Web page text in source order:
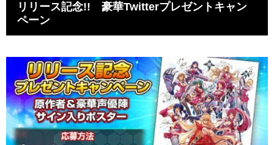
リリース記念!! 豪華Twitterプレゼントキャン
ペーン